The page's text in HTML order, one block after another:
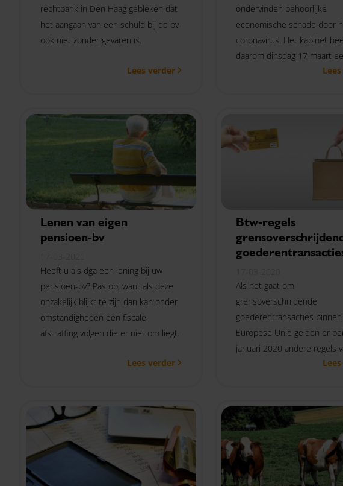
rechtbank in Den Haag gebleken dat
het aangaan van een schuld bij de bv
ook niet zonder gevaren is.
Lees verder
ondervinden behoorlijke
economische schade door
coronavirus. Het kabinet
daarom dinsdag 17 maart
tweede pakket aan
Lenen van eigen
pensioen-bv
Heeft u als dga een lening bij uw
pensioen-bv? Pas op, want als deze
onzakelijk blijkt te zijn dan kan onder
omstandigheden een fiscale
afstraffing volgen die er niet om liegt.
Lees verder
Btw-regels
Als het gaat om
grensoverschrijdende
goederentransacties
Europese Unie gelden er
januari 2020 andere regels